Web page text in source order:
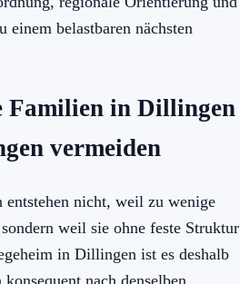
einem belastbaren nächsten
Familien in Dillingen
vermeiden
entstehen nicht, weil zu wenige
weil sie ohne feste Struktur
in Dillingen ist es deshalb
nach denselben